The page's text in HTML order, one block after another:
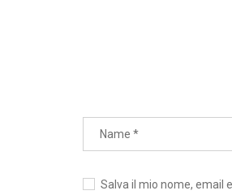
Salva il mio nome, email